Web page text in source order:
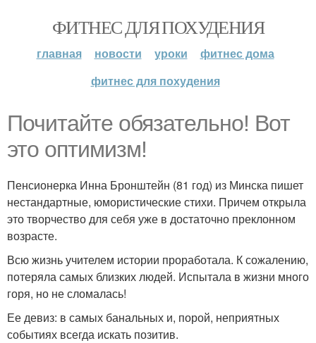
ФИТНЕС ДЛЯ ПОХУДЕНИЯ
главная новости уроки
фитнес дома
фитнес для похудения
Почитайте обязательно! Вот
это оптимизм!
Пенсионерка Инна Бронштейн (81 год) из Минска пишет
нестандартные, юмористические стихи. Причем открыла
это творчество для себя уже в достаточно преклонном
возрасте.
Всю жизнь учителем истории проработала. К сожалению,
потеряла самых близких людей. Испытала в жизни много
горя, но не сломалась!
Ее девиз: в самых банальных и, порой, неприятных
событиях всегда искать позитив.